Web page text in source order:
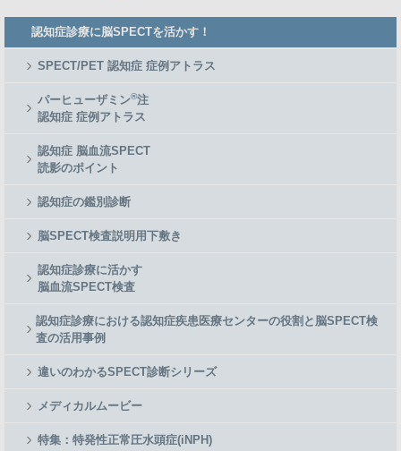
Member
Side
認知症診療に脳SPECTを活かす！
SPECT/PET 認知症 症例アトラス
パーヒューザミン®注
認知症 症例アトラス
認知症 脳血流SPECT
読影のポイント
認知症の鑑別診断
脳SPECT検査説明用下敷き
認知症診療に活かす
脳血流SPECT検査
認知症診療における認知症疾患医療センターの役割と脳SPECT検
査の活用事例
違いのわかるSPECT診断シリーズ
メディカルムービー
特集：特発性正常圧水頭症(iNPH)